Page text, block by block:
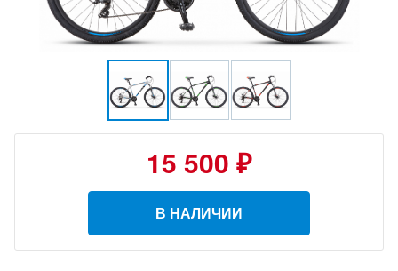
15 500 ₽
В НАЛИЧИИ